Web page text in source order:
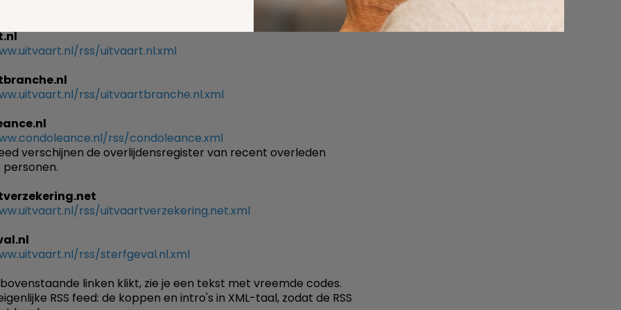
feed van Uitvaart.Com plak je de volgende linken in de RSS reader:
rss/uitvaart.nl.xml
rss/uitvaartbranche.nl.xml
rss/condoleance.xml
verschijnen de overlijdensregister van recent overleden
rss/uitvaartverzekering.net.xml
rss/sterfgeval.nl.xml
linken klikt, zie je een tekst met vreemde codes.
RSS feed: de koppen en intro's in XML-taal, zodat de RSS